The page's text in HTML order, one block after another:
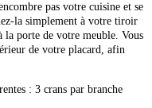
pas votre cuisine et se
la simplement à votre tiroir
la porte de votre meuble. Vous
de votre placard, afin
: 3 crans par branche